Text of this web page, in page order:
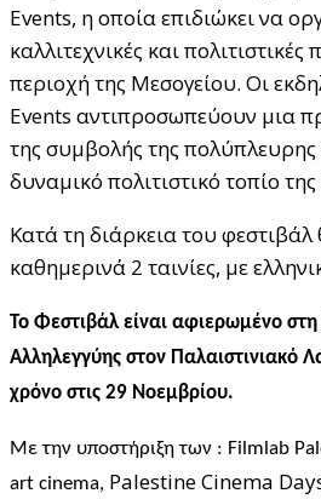
Events, η οποία επιδιώκει να
καλλιτεχνικές και
περιοχή της Μεσογείου. Οι
Events αντιπροσωπεύουν μια
της συμβολής της
δυναμικό πολιτιστικό τοπίο
Κατά τη διάρκεια του
καθημερινά 2 ταινίες, με
Το Φεστιβάλ είναι αφιερωμένο
Αλληλεγγύης στον Παλαιστινιακό
χρόνο στις 29 Νοεμβρίου.
Με την υποστήριξη των : Filmlab
art cinema, Palestine Cinema